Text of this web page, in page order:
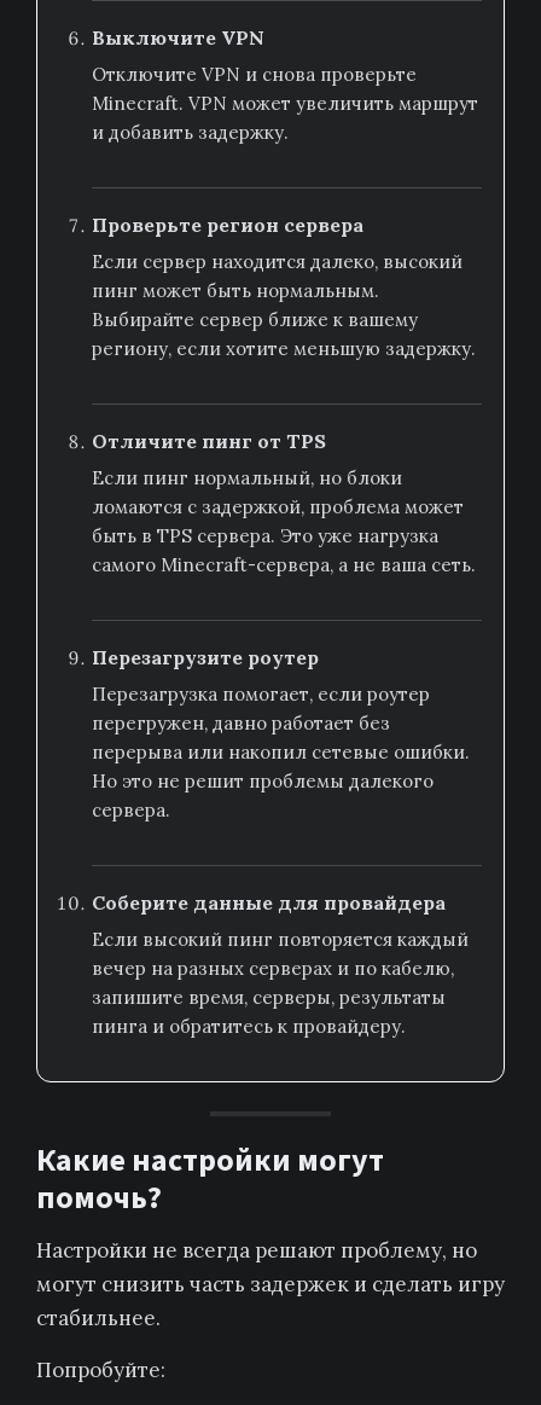
Выключите VPN
Отключите VPN и снова проверьте
Minecraft. VPN может увеличить маршрут
и добавить задержку.
Проверьте регион сервера
Если сервер находится далеко, высокий
пинг может быть нормальным.
Выбирайте сервер ближе к вашему
региону, если хотите меньшую задержку.
Отличите пинг от TPS
Если пинг нормальный, но блоки
ломаются с задержкой, проблема может
быть в TPS сервера. Это уже нагрузка
самого Minecraft-сервера, а не ваша сеть.
Перезагрузите роутер
Перезагрузка помогает, если роутер
перегружен, давно работает без
перерыва или накопил сетевые ошибки.
Но это не решит проблемы далекого
сервера.
Соберите данные для провайдера
Если высокий пинг повторяется каждый
вечер на разных серверах и по кабелю,
запишите время, серверы, результаты
пинга и обратитесь к провайдеру.
Какие настройки могут
помочь?
Настройки не всегда решают проблему, но
могут снизить часть задержек и сделать игру
стабильнее.
Попробуйте: